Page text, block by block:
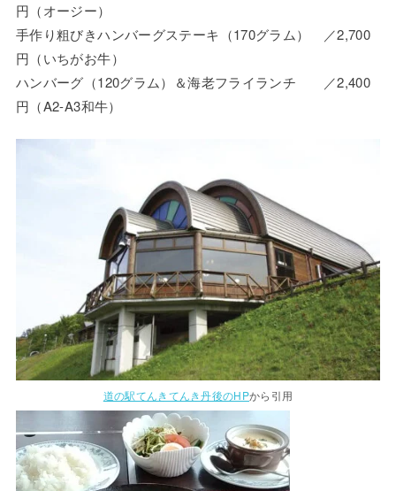
円（オージー）
手作り粗びきハンバーグステーキ（170グラム） ／2,700
円（いちがお牛）
ハンバーグ（120グラム）＆海老フライランチ ／2,400
円（A2-A3和牛）
道の駅てんきてんき丹後のHPから引用